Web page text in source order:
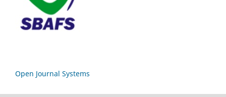
Open Journal Systems